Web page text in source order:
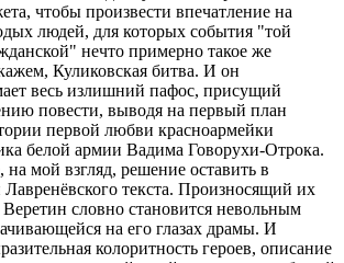
чтобы произвести впечатление на
людей, для которых события "той
нечто примерно такое же
Куликовская битва. И он
весь излишний пафос, присущий
повести, выводя на первый план
первой любви красноармейки
белой армии Вадима Говорухи-Отрока.
мой взгляд, решение оставить в
Лавренёвского текста. Произносящий их
словно становится невольным
на его глазах драмы. И
колоритность героев, описание